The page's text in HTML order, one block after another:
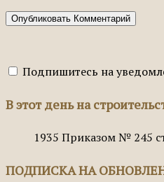
Подпишитесь на
В этот день на
1935 Приказом № 245
ПОДПИСКА НА